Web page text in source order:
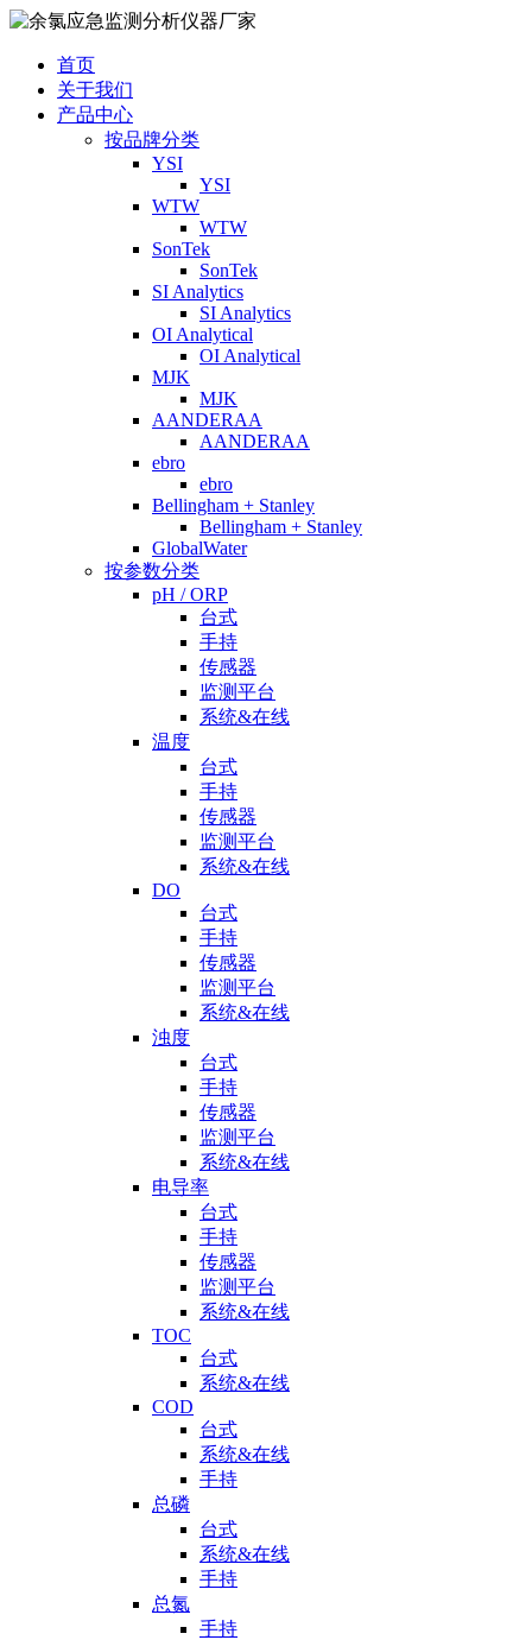
首页
关于我们
产品中心
按品牌分类
YSI
YSI
WTW
WTW
SonTek
SonTek
SI Analytics
SI Analytics
OI Analytical
OI Analytical
MJK
MJK
AANDERAA
AANDERAA
ebro
ebro
Bellingham + Stanley
Bellingham + Stanley
GlobalWater
按参数分类
pH / ORP
台式
手持
传感器
监测平台
系统&在线
温度
台式
手持
传感器
监测平台
系统&在线
DO
台式
手持
传感器
监测平台
系统&在线
浊度
台式
手持
传感器
监测平台
系统&在线
电导率
台式
手持
传感器
监测平台
系统&在线
TOC
台式
系统&在线
COD
台式
系统&在线
手持
总磷
台式
系统&在线
手持
总氮
手持